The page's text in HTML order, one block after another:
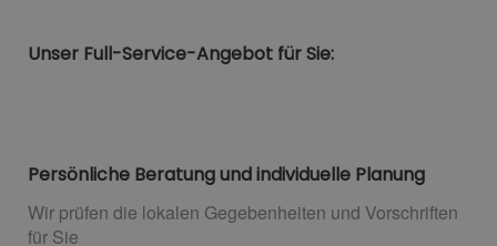
Unser Full-Service-Angebot für Sie:
Persönliche Beratung und individuelle Planung
Wir prüfen die lokalen Gegebenheiten und Vorschriften
für Sie